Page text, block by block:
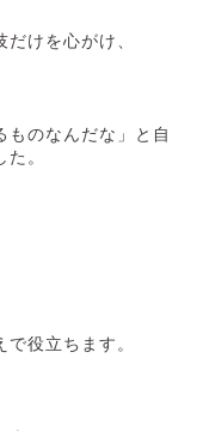
けを心がけ、
ものなんだな」と自
。
役立ちます。